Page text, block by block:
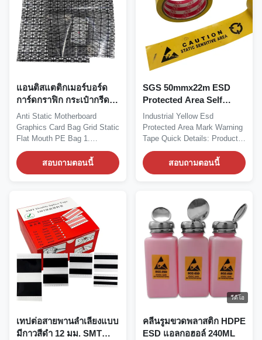
แอนติสแตติกเมอร์บอร์ด
การ์ดกราฟิก กระเป๋ากรีด
สแตติก Flat Mouth PE
Bag
Anti Static Motherboard
Graphics Card Bag Grid Static
Flat Mouth PE Bag 1.
Induction hood effect...
สอบถามตอนนี้
SGS 50mmx22m ESD
Protected Area Self
Adhesive Warning Tape
Industrial Yellow Esd
Protected Area Mark Warning
Tape Quick Details: Product
name Esd Protected...
สอบถามตอนนี้
เทปต่อสายพานลำเลียงแบบ
มีกาวสีดำ 12 มม. SMT
วีดีโอ
คลีนรูมขวดพลาสติก HDPE
ESD แอลกอฮอล์ 240ML